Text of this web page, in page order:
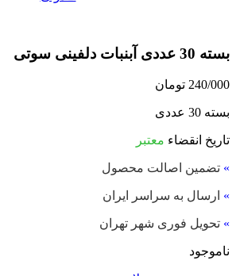
بسته 30 عددی آبنبات دلفینی سوتی
240/000 تومان
بسته 30 عددی
تاریخ انقضاء معتبر
» تضمین اصالت محصول
» ارسال به سراسر ایران
» تحویل فوری شهر تهران
ناموجود